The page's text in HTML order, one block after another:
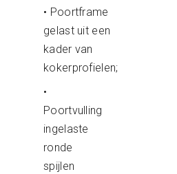
• Poortframe
gelast uit een
kader van
kokerprofielen;
•
Poortvulling
ingelaste
ronde
spijlen